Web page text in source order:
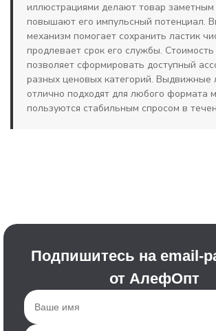
иллюстрациями делают товар заметным
повышают его импульсный потенциал.
механизм помогает сохранить ластик
продлевает срок его службы.
позволяет сформировать доступный
разных ценовых категорий. Выдвижные
отлично подходят для любого формата
пользуются стабильным спросом в
Подпишитесь на email-
от АлефОпт